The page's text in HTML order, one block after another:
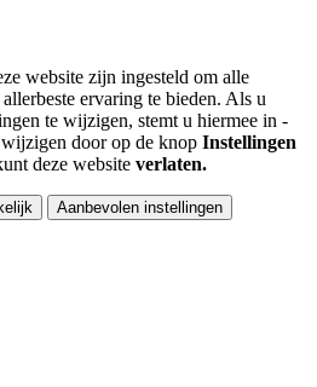
website zijn ingesteld om alle
ervaring te bieden. Als u
te wijzigen, stemt u hiermee in -
door op de knop Instellingen
deze website verlaten.
Aanbevolen instellingen